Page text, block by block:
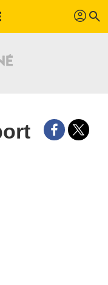
profil search